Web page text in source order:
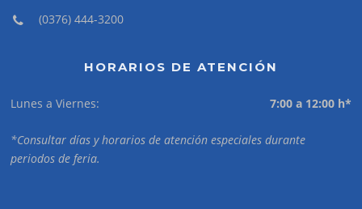
(0376) 444-3200
HORARIOS DE ATENCIÓN
Lunes a Viernes: 7:00 a 12:00 h*
*Consultar días y horarios de atención especiales durante
periodos de feria.